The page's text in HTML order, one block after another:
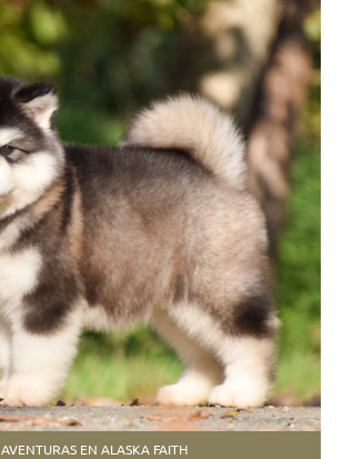
AVENTURAS EN ALASKA FAITH